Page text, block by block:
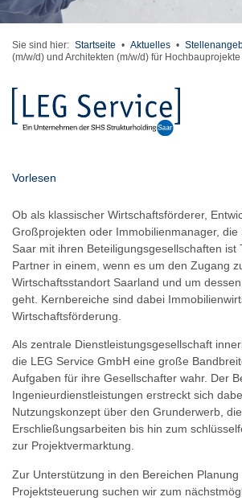
Sie sind hier: Startseite • Aktuelles •
(m/w/d) und Architekten (m/w/d) für Hochbauprojekte
Vorlesen
Ob als klassischer Wirtschaftsförderer,
Großprojekten oder Immobilienmanager, die
Saar mit ihren Beteiligungsgesellschaften ist
Partner in einem, wenn es um den Zugang
Wirtschaftsstandort Saarland und um
geht. Kernbereiche sind dabei
Wirtschaftsförderung.
Als zentrale Dienstleistungsgesellschaft
die LEG Service GmbH eine große
Aufgaben für ihre Gesellschafter wahr. Der
Ingenieurdienstleistungen erstreckt sich
Nutzungskonzept über den Grunderwerb,
Erschließungsarbeiten bis hin zum
zur Projektvermarktung.
Zur Unterstützung in den Bereichen Planung
Projektsteuerung suchen wir zum